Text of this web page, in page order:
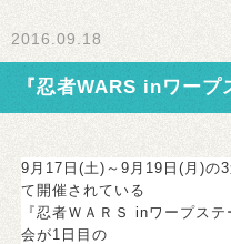
2016.09.18
『忍者WARS inワープ
9月17日(土)～9月19日(月)の
て開催されている
『忍者ＷＡＲＳ inワープス
会が1日目の